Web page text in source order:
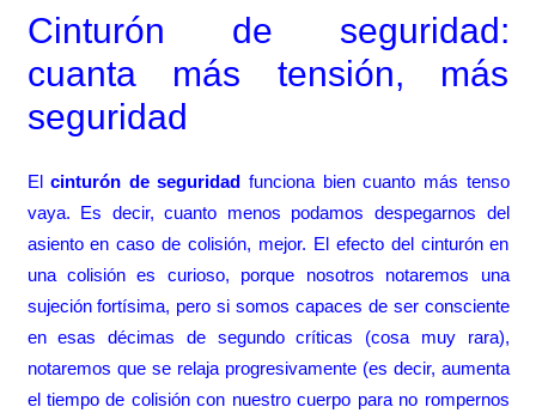
Cinturón de seguridad:
cuanta más tensión, más
seguridad
Elcinturón de seguridad funciona bien cuanto más tenso
vaya. Es decir, cuanto menos podamos despegarnos del
asiento en caso de colisión, mejor. El efecto del cinturón en
una colisión es curioso, porque nosotros notaremos una
sujeción fortísima, pero si somos capaces de ser consciente
en esas décimas de segundo críticas (cosa muy rara),
notaremos que se relaja progresivamente (es decir, aumenta
el tiempo de colisión con nuestro cuerpo para no rompernos